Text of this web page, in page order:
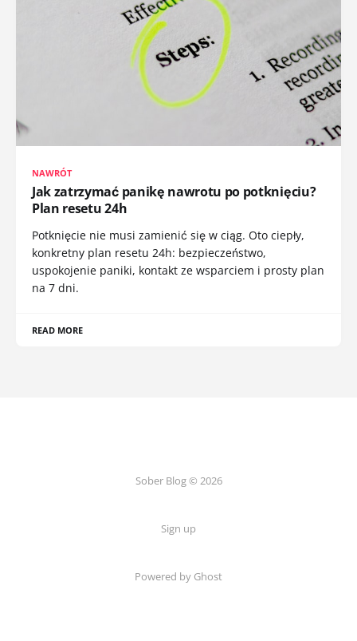
NAWRÓT
Jak zatrzymać panikę nawrotu po potknięciu?
Plan resetu 24h
Potknięcie nie musi zamienić się w ciąg. Oto ciepły,
konkretny plan resetu 24h: bezpieczeństwo,
uspokojenie paniki, kontakt ze wsparciem i prosty plan
na 7 dni.
READ MORE
Sober Blog © 2026
Sign up
Powered by Ghost